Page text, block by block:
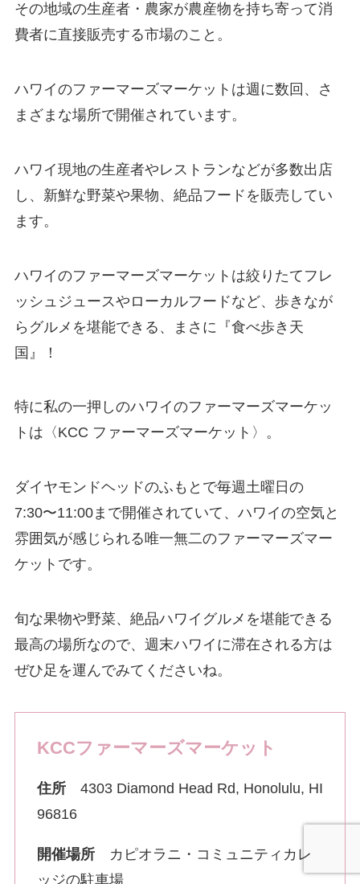
その地域の生産者・農家が農産物を持ち寄って消
費者に直接販売する市場のこと。
ハワイのファーマーズマーケットは週に数回、さ
まざまな場所で開催されています。
ハワイ現地の生産者やレストランなどが多数出店
し、新鮮な野菜や果物、絶品フードを販売してい
ます。
ハワイのファーマーズマーケットは絞りたてフレ
ッシュジュースやローカルフードなど、歩きなが
らグルメを堪能できる、まさに『食べ歩き天
国』！
特に私の一押しのハワイのファーマーズマーケッ
トは〈KCC ファーマーズマーケット〉。
ダイヤモンドヘッドのふもとで毎週土曜日の
7:30〜11:00まで開催されていて、ハワイの空気と
雰囲気が感じられる唯一無二のファーマーズマー
ケットです。
旬な果物や野菜、絶品ハワイグルメを堪能できる
最高の場所なので、週末ハワイに滞在される方は
ぜひ足を運んでみてくださいね。
KCCファーマーズマーケット
住所4303 Diamond Head Rd, Honolulu, HI
96816
開催場所カピオラニ・コミュニティカレ
ッジの駐車場